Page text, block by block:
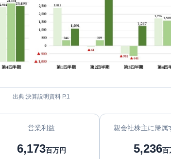
出典:決算説明資料 P.1
営業利益
6,173百万円
親会社株主に帰属
5,236百